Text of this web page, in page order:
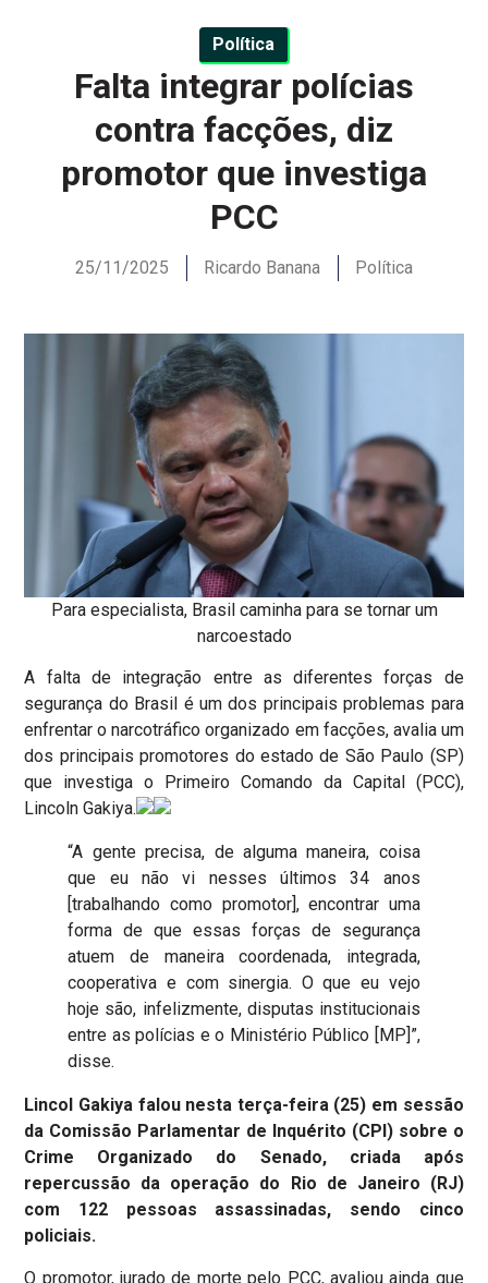
Política
Falta integrar polícias
contra facções, diz
promotor que investiga
PCC
25/11/2025 Ricardo Banana Política
Para especialista, Brasil caminha para se tornar um
narcoestado
A falta de integração entre as diferentes forças de
segurança do Brasil é um dos principais problemas para
enfrentar o narcotráfico organizado em facções, avalia um
dos principais promotores do estado de São Paulo (SP)
que investiga o Primeiro Comando da Capital (PCC),
Lincoln Gakiya.
“A gente precisa, de alguma maneira, coisa
que eu não vi nesses últimos 34 anos
[trabalhando como promotor], encontrar uma
forma de que essas forças de segurança
atuem de maneira coordenada, integrada,
cooperativa e com sinergia. O que eu vejo
hoje são, infelizmente, disputas institucionais
entre as polícias e o Ministério Público [MP]”,
disse.
Lincol Gakiya falou nesta terça-feira (25) em sessão
da Comissão Parlamentar de Inquérito (CPI) sobre o
Crime Organizado do Senado, criada após
repercussão da operação do Rio de Janeiro (RJ)
com 122 pessoas assassinadas, sendo cinco
policiais.
O promotor, jurado de morte pelo PCC, avaliou ainda que